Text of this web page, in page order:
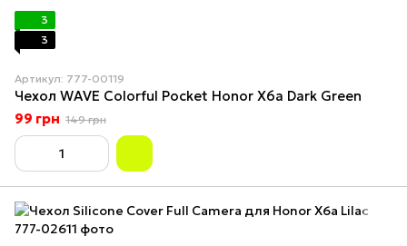
3
3
Артикул: 777-00119
Чехол WAVE Colorful Pocket Honor X6a Dark Green
99 грн 149 грн